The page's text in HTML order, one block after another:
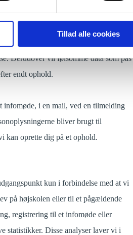
Tillad alle cookies
til et ophold spørge særskilt ind til
Derudover vil følsomme data som pas
endt ophold.
infomøde, i en mail, ved en tilmelding
bliver brugt til
kan oprette dig på et ophold.
kun i forbindelse med at vi
på højskolen eller til et pågældende
registrering til et infomøde eller
statistikker. Disse analyser laver vi i